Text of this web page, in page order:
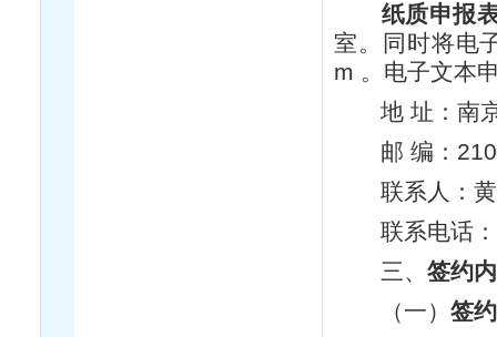
纸质申报
室。同时将电
m 。电子文本
地 址：南京
邮 编：
联系人：
联系电话：
三、 签约
（一） 签